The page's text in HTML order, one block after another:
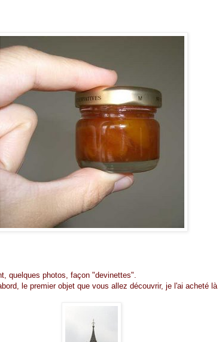
quelques photos, façon "devinettes".
le premier objet que vous allez découvrir, je l'ai acheté là